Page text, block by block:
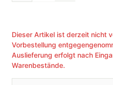
Dieser Artikel ist derzeit nicht
Vorbestellung
Auslieferung erfolgt nach
Warenbestände.